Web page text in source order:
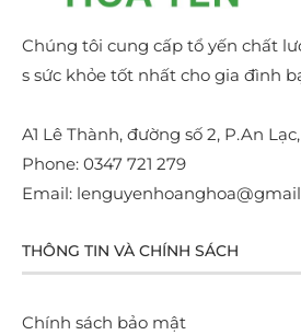
Chúng tôi cung cấp tổ yến chất
s sức khỏe tốt nhất cho gia đình
A1 Lê Thành, đường số 2, P.An
Phone: 0347 721 279
Email:
THÔNG TIN VÀ CHÍNH SÁCH
Chính sách bảo mật